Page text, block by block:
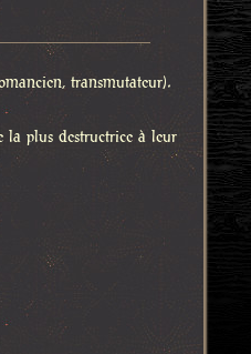
transmutateur).
la plus destructrice à leur